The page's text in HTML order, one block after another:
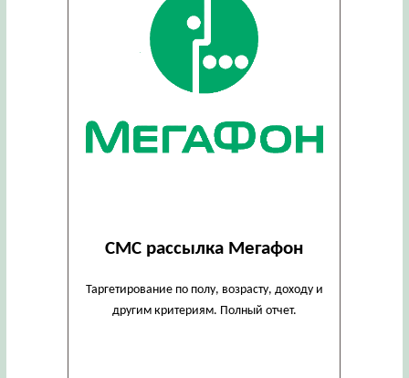
СМС рассылка Мегафон
Таргетирование по полу, возрасту, доходу и
другим критериям. Полный отчет.